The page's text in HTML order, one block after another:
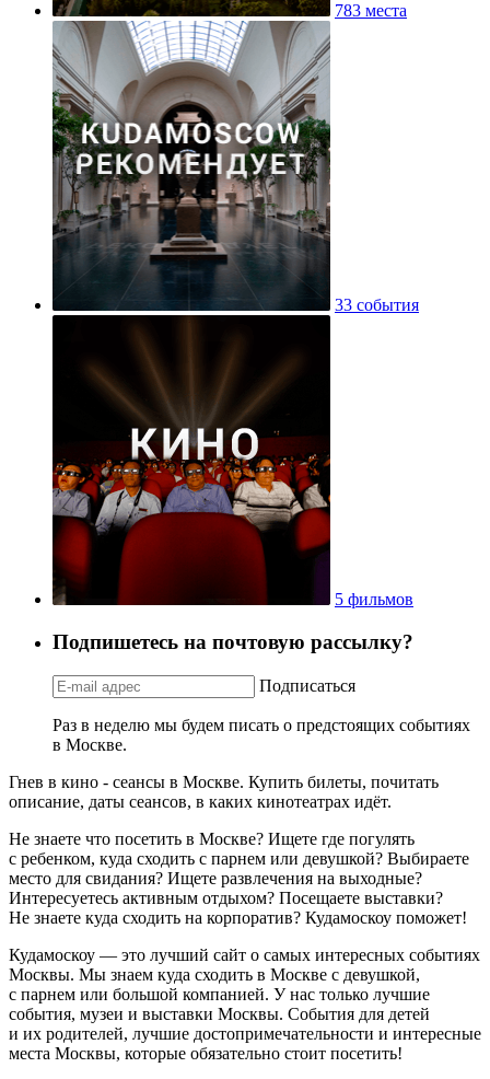
783 места
33 события
5 фильмов
Подпишетесь на почтовую рассылку?
Подписаться
Раз в неделю мы будем писать о предстоящих событиях
в Москве.
Гнев в кино - сеансы в Москве. Купить билеты, почитать
описание, даты сеансов, в каких кинотеатрах идёт.
Не знаете что посетить в Москве? Ищете где погулять
с ребенком, куда сходить с парнем или девушкой? Выбираете
место для свидания? Ищете развлечения на выходные?
Интересуетесь активным отдыхом? Посещаете выставки?
Не знаете куда сходить на корпоратив? Кудамоскоу поможет!
Кудамоскоу — это лучший сайт о самых интересных событиях
Москвы. Мы знаем куда сходить в Москве с девушкой,
с парнем или большой компанией. У нас только лучшие
события, музеи и выставки Москвы. События для детей
и их родителей, лучшие достопримечательности и интересные
места Москвы, которые обязательно стоит посетить!